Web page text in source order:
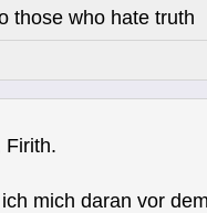
those who hate truth
Firith.
mich daran vor